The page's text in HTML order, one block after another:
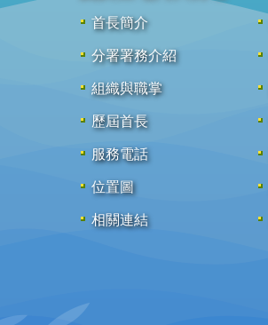
首長簡介
分署署務介紹
組織與職掌
歷屆首長
服務電話
位置圖
相關連結